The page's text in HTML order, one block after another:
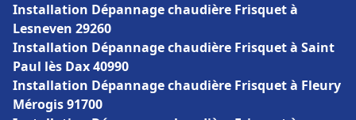
Installation Dépannage chaudière Frisquet à
Lesneven 29260
Installation Dépannage chaudière Frisquet à Saint
Paul lès Dax 40990
Installation Dépannage chaudière Frisquet à Fleury
Mérogis 91700